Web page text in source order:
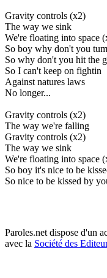
Gravity controls (x2)
The way we sink
We're floating into space
So boy why don't you
So why don't you hit the
So I can't keep on fightin
Against natures laws
No longer...
Gravity controls (x2)
The way we're falling
Gravity controls (x2)
The way we sink
We're floating into space
So boy it's nice to be
So nice to be kissed by
Paroles.net dispose d'un
avec la Société des